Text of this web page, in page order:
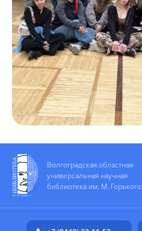
Волгоградская областная
универсальная научная
библиотека им. М. Горького